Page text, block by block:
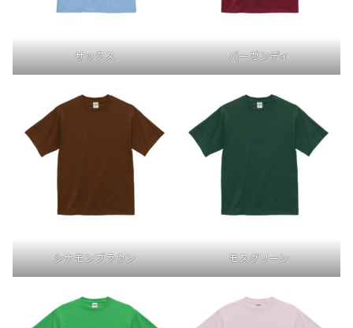
サックス バーガンディ
シナモンブラウン モスグリーン